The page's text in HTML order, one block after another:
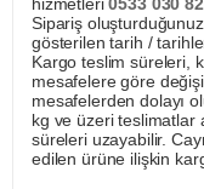
Sipariş
gösterilen tarih /
Kargo teslim süreleri,
mesafelere göre
mesafelerden dolayı
kg ve üzeri teslimatlar
süreleri uzayabilir.
edilen ürüne ilişkin